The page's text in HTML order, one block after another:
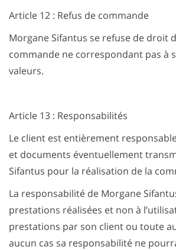
Article 12 : Refus de commande
Morgane Sifantus se refuse de droit
commande ne correspondant pas à
valeurs.
Article 13 : Responsabilités
Le client est entièrement
et documents éventuellement
Sifantus pour la réalisation de la
La responsabilité de Morgane
prestations réalisées et non à
prestations par son client ou toute
aucun cas sa responsabilité ne